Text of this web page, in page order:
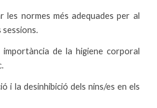
les normes més adequades per al
sessions.
de la higiene corporal
i la desinhibició dels nins/es en els